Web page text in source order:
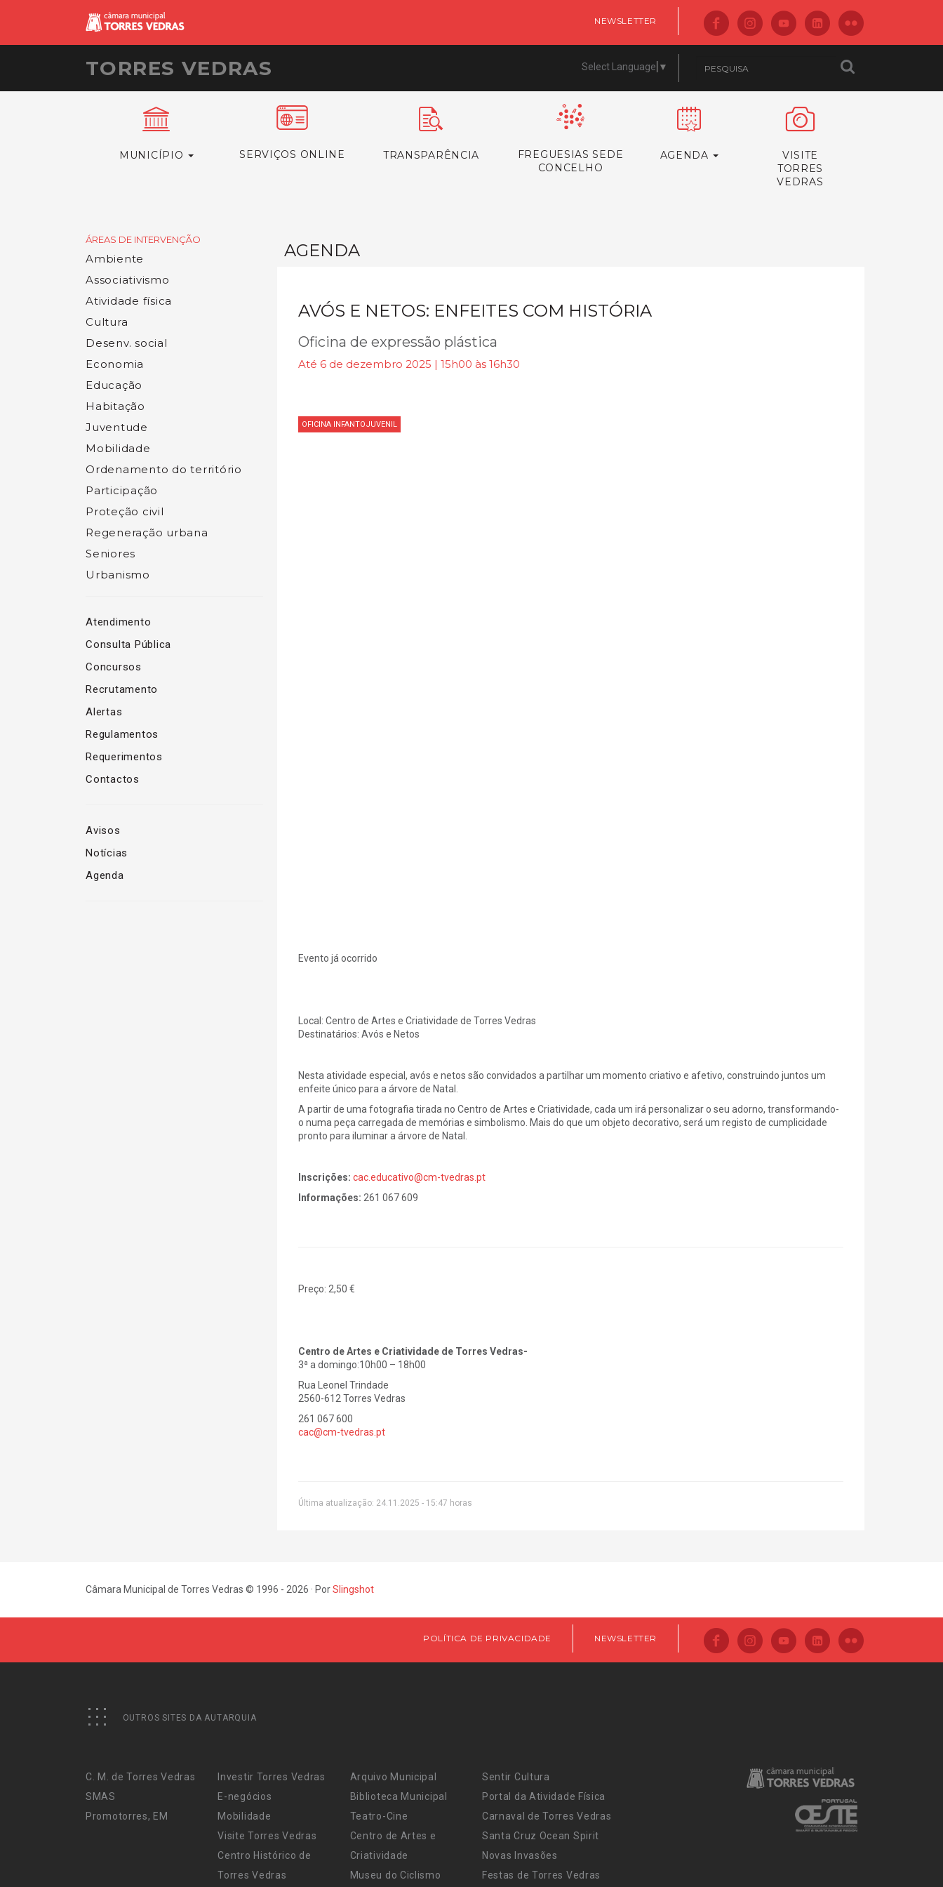
NEWSLETTER
TORRES VEDRAS Select Language ▼
MUNICÍPIO SERVIÇOS ONLINE TRANSPARÊNCIA
FREGUESIAS SEDE
CONCELHO
AGENDA
VISITE
TORRES
VEDRAS
ÁREAS DE INTERVENÇÃO
Ambiente
Associativismo
Atividade física
Cultura
Desenv. social
Economia
Educação
Habitação
Juventude
Mobilidade
Ordenamento do território
Participação
Proteção civil
Regeneração urbana
Seniores
Urbanismo
Atendimento
Consulta Pública
Concursos
Recrutamento
Alertas
Regulamentos
Requerimentos
Contactos
Avisos
Notícias
Agenda
AGENDA
AVÓS E NETOS: ENFEITES COM HISTÓRIA
Oficina de expressão plástica
Até 6 de dezembro 2025 | 15h00 às 16h30
OFICINA INFANTOJUVENIL
Evento já ocorrido
Local: Centro de Artes e Criatividade de Torres Vedras
Destinatários: Avós e Netos
Nesta atividade especial, avós e netos são convidados a partilhar um momento criativo e afetivo, construindo juntos um
enfeite único para a árvore de Natal.
A partir de uma fotografia tirada no Centro de Artes e Criatividade, cada um irá personalizar o seu adorno, transformando-
o numa peça carregada de memórias e simbolismo. Mais do que um objeto decorativo, será um registo de cumplicidade
pronto para iluminar a árvore de Natal.
Inscrições: cac.educativo@cm-tvedras.pt
Informações: 261 067 609
Preço: 2,50 €
Centro de Artes e Criatividade de Torres Vedras-
3ª a domingo:10h00 – 18h00
Rua Leonel Trindade
2560-612 Torres Vedras
261 067 600
cac@cm-tvedras.pt
Última atualização: 24.11.2025 - 15:47 horas
Câmara Municipal de Torres Vedras © 1996 - 2026 · PorSlingshot
POLÍTICA DE PRIVACIDADE NEWSLETTER
OUTROS SITES DA AUTARQUIA
C. M. de Torres Vedras
SMAS
Promotorres, EM
Investir Torres Vedras
E-negócios
Mobilidade
Visite Torres Vedras
Centro Histórico de
Torres Vedras
Arquivo Municipal
Biblioteca Municipal
Teatro-Cine
Centro de Artes e
Criatividade
Museu do Ciclismo
Sentir Cultura
Portal da Atividade Física
Carnaval de Torres Vedras
Santa Cruz Ocean Spirit
Novas Invasões
Festas de Torres Vedras